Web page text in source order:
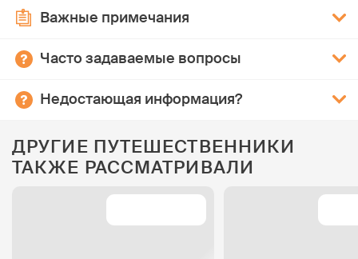
Важные примечания
Часто задаваемые вопросы
Недостающая информация?
ДРУГИЕ ПУТЕШЕСТВЕННИКИ
ТАКЖЕ РАССМАТРИВАЛИ